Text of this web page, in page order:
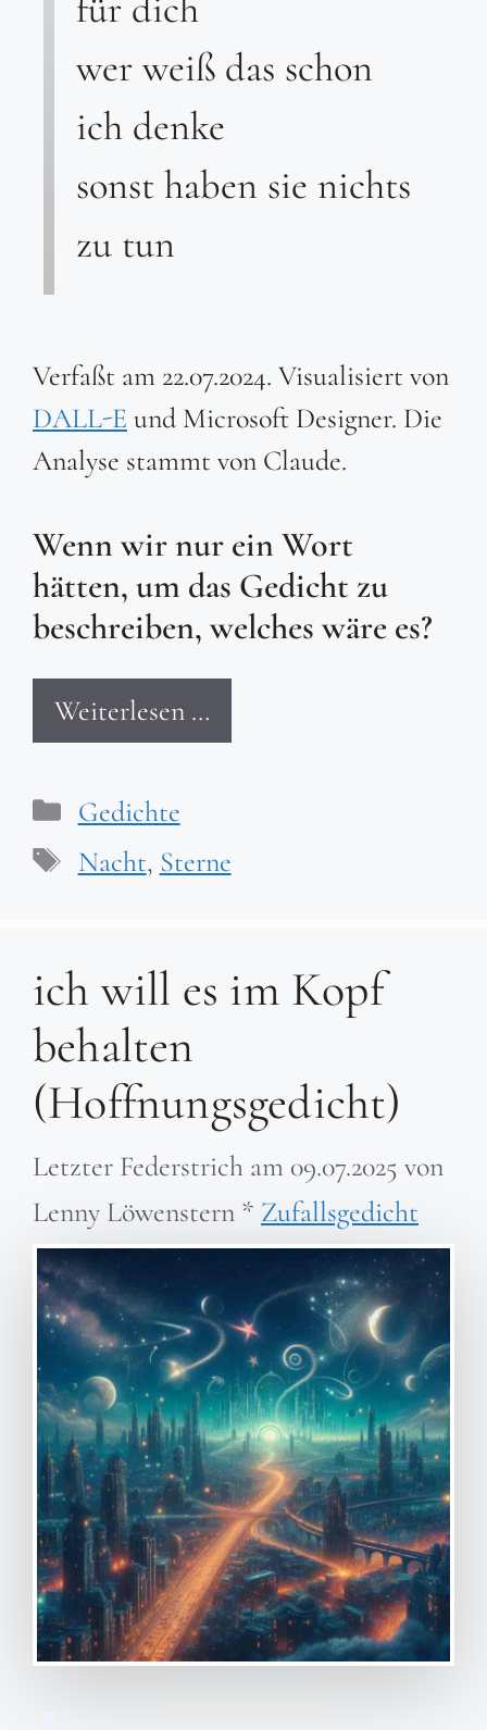
wer weiß das schon
ich denke
sonst haben sie nichts
zu tun
Verfaßt am 22.07.2024. Visualisiert von
DALL-E und Microsoft Designer. Die
Analyse stammt von Claude.
Wenn wir nur ein Wort
hätten, um das Gedicht zu
beschreiben, welches wäre es?
Weiterlesen …
Kategorien
Gedichte
Schlagwörter
Nacht, Sterne
ich will es im Kopf
behalten
(Hoffnungsgedicht)
Letzter Federstrich am 09.07.2025 von
Lenny Löwenstern * Zufallsgedicht